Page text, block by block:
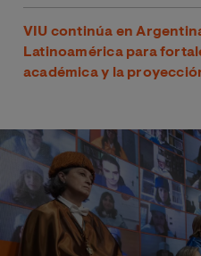
VIU continúa en
Latinoamérica para
académica y la